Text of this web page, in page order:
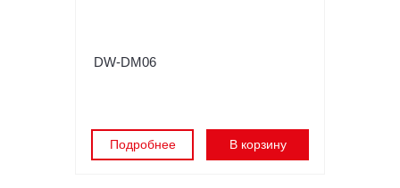
DW-DM06
Подробнее В корзину